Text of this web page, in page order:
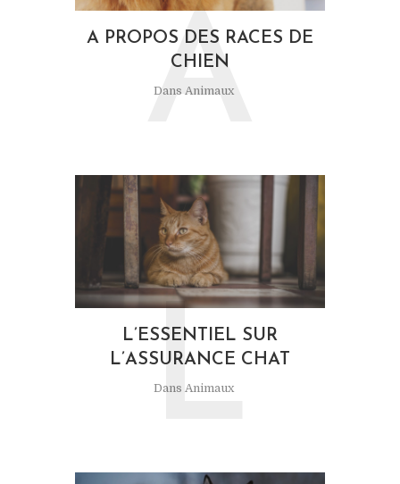
A PROPOS DES RACES DE
CHIEN
Dans Animaux
A
L’ESSENTIEL SUR
L’ASSURANCE CHAT
Dans Animaux
L